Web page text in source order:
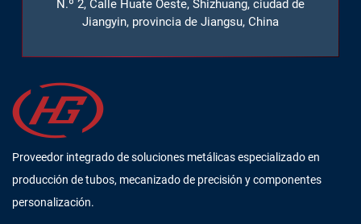
N.º 2, Calle Huate Oeste, Shizhuang, ciudad de
Jiangyin, provincia de Jiangsu, China
Proveedor integrado de soluciones metálicas especializado en
producción de tubos, mecanizado de precisión y componentes
personalización.